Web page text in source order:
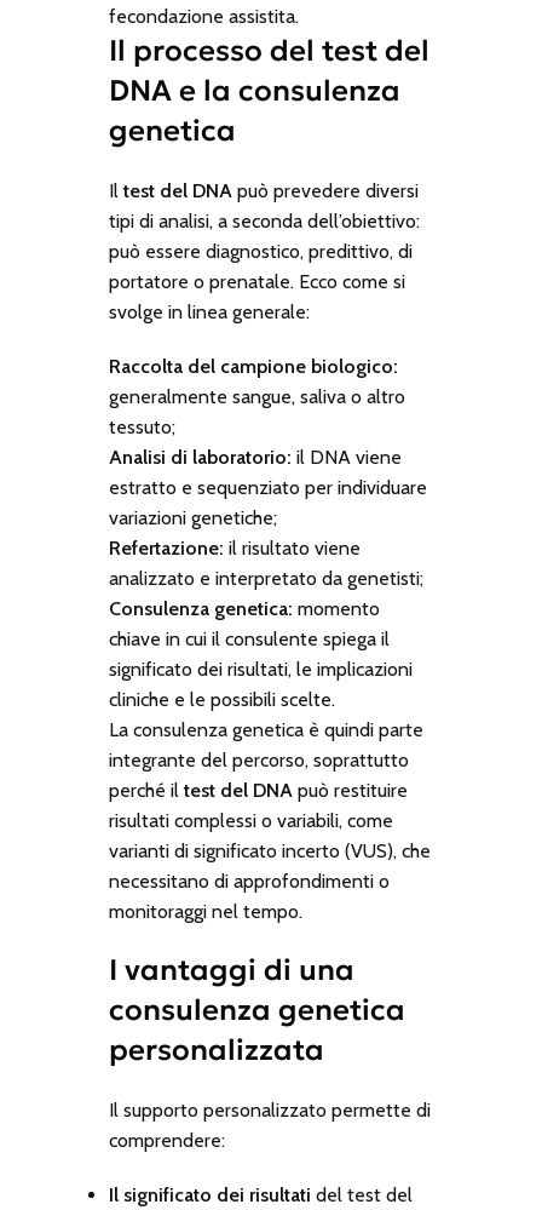
fecondazione assistita.
Il processo del test del
DNA e la consulenza
genetica
Iltest del DNApuò prevedere diversi
tipi di analisi, a seconda dell’obiettivo:
può essere diagnostico, predittivo, di
portatore o prenatale. Ecco come si
svolge in linea generale:
Raccolta del campione biologico:
generalmente sangue, saliva o altro
tessuto;
Analisi di laboratorio: il DNA viene
estratto e sequenziato per individuare
variazioni genetiche;
Refertazione: il risultato viene
analizzato e interpretato da genetisti;
Consulenza genetica: momento
chiave in cui il consulente spiega il
significato dei risultati, le implicazioni
cliniche e le possibili scelte.
La consulenza genetica è quindi parte
integrante del percorso, soprattutto
perché iltest del DNApuò restituire
risultati complessi o variabili, come
varianti di significato incerto (VUS), che
necessitano di approfondimenti o
monitoraggi nel tempo.
I vantaggi di una
consulenza genetica
personalizzata
Il supporto personalizzato permette di
comprendere:
Il significato dei risultati del test del